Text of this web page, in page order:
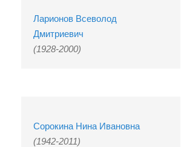
Ларионов Всеволод
Дмитриевич
(1928-2000)
Сорокина Нина Ивановна
(1942-2011)